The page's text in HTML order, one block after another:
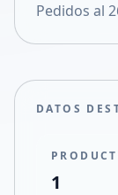
Compartir
Pedidos al
DATOS
1